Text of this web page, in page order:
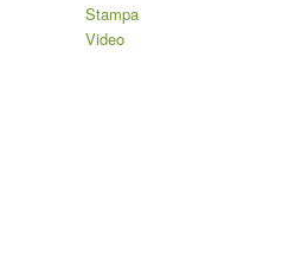
Stampa
Video